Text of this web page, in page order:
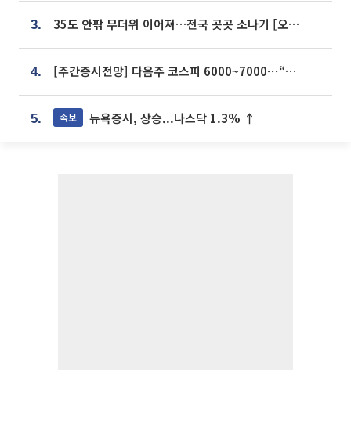
3. 35도 안팎 무더위 이어져…전국 곳곳 소나기 [오늘 날씨]
4. [주간증시전망] 다음주 코스피 6000~7000⋯“外人 수급은 정책이 변수”
5. 속보 뉴욕증시, 상승...나스닥 1.3% ↑